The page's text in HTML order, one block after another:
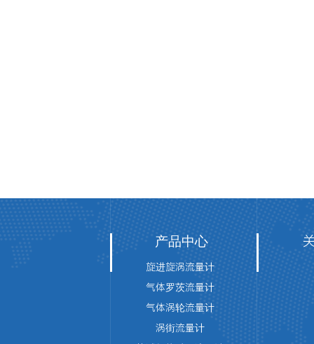
产品中心
旋进旋涡流量计
气体罗茨流量计
气体涡轮流量计
涡街流量计